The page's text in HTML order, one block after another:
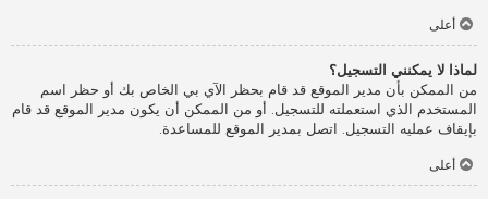
أعلى
لماذا لا يمكنني التسجيل؟
من الممكن بأن مدير الموقع قد قام بحظر الآي بي الخاص بك أو حظر اسم
المستخدم الذي استعملته للتسجيل. أو من الممكن أن يكون مدير الموقع قد قام
بإيقاف عمليه التسجيل. اتصل بمدير الموقع للمساعدة.
أعلى